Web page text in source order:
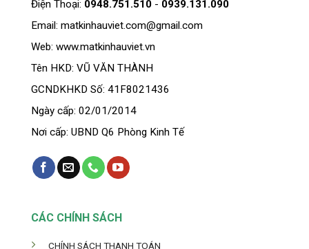
Điện Thoại: 0948.751.510 - 0939.131.090
Email: matkinhauviet.com@gmail.com
Web: www.matkinhauviet.vn
Tên HKD: VŨ VĂN THÀNH
GCNDKHKD Số: 41F8021436
Ngày cấp: 02/01/2014
Nơi cấp: UBND Q6 Phòng Kinh Tế
CÁC CHÍNH SÁCH
CHÍNH SÁCH THANH TOÁN